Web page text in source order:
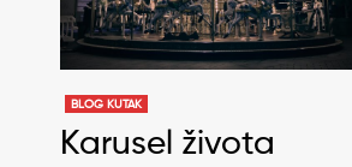
BLOG KUTAK
Karusel života